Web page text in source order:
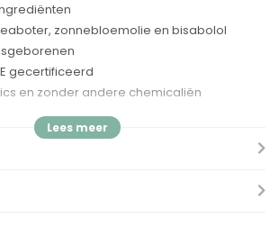
zonnebloemolie en bisabolol
gecertificeerd
en zonder andere chemicaliën
suikerriet
met groene energie
zonder parfum bestaat alleen uit